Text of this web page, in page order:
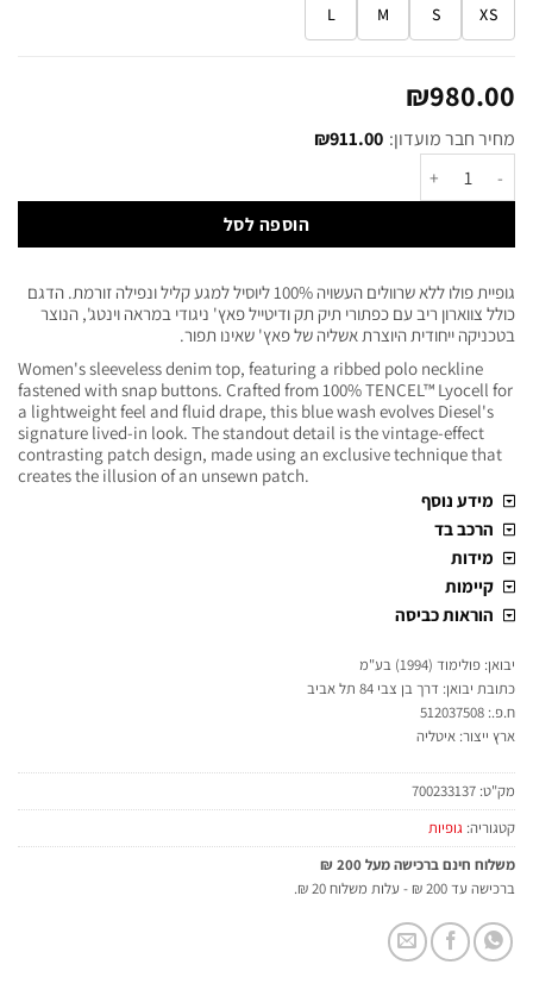
XS
S
M
L
₪980.00
מחיר חבר מועדון: ₪911.00
הוספה לסל
גופיית פולו ללא שרוולים העשויה 100% ליוסיל למגע קליל ונפילה זורמת. הדגם
כולל צווארון ריב עם כפתורי תיק תק ודיטייל פאץ' ניגודי במראה וינטג', הנוצר
בטכניקה ייחודית היוצרת אשליה של פאץ' שאינו תפור.
Women's sleeveless denim top, featuring a ribbed polo neckline
fastened with snap buttons. Crafted from 100% TENCEL™ Lyocell for
a lightweight feel and fluid drape, this blue wash evolves Diesel's
signature lived-in look. The standout detail is the vintage-effect
contrasting patch design, made using an exclusive technique that
creates the illusion of an unsewn patch.
מידע נוסף
הרכב בד
מידות
קיימות
הוראות כביסה
יבואן: פולימוד (1994) בע"מ
כתובת יבואן: דרך בן צבי 84 תל אביב
ח.פ.: 512037508
ארץ ייצור: איטליה
מק"ט: 700233137
קטגוריה: גופיות
משלוח חינם ברכישה מעל 200 ₪
ברכישה עד 200 ₪ - עלות משלוח 20 ₪.